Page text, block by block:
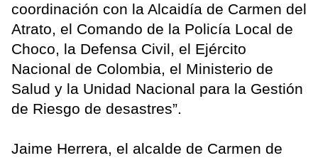
coordinación con la Alcaidía de Carmen del
Atrato, el Comando de la Policía Local de
Choco, la Defensa Civil, el Ejército
Nacional de Colombia, el Ministerio de
Salud y la Unidad Nacional para la Gestión
de Riesgo de desastres”.
Jaime Herrera, el alcalde de Carmen de